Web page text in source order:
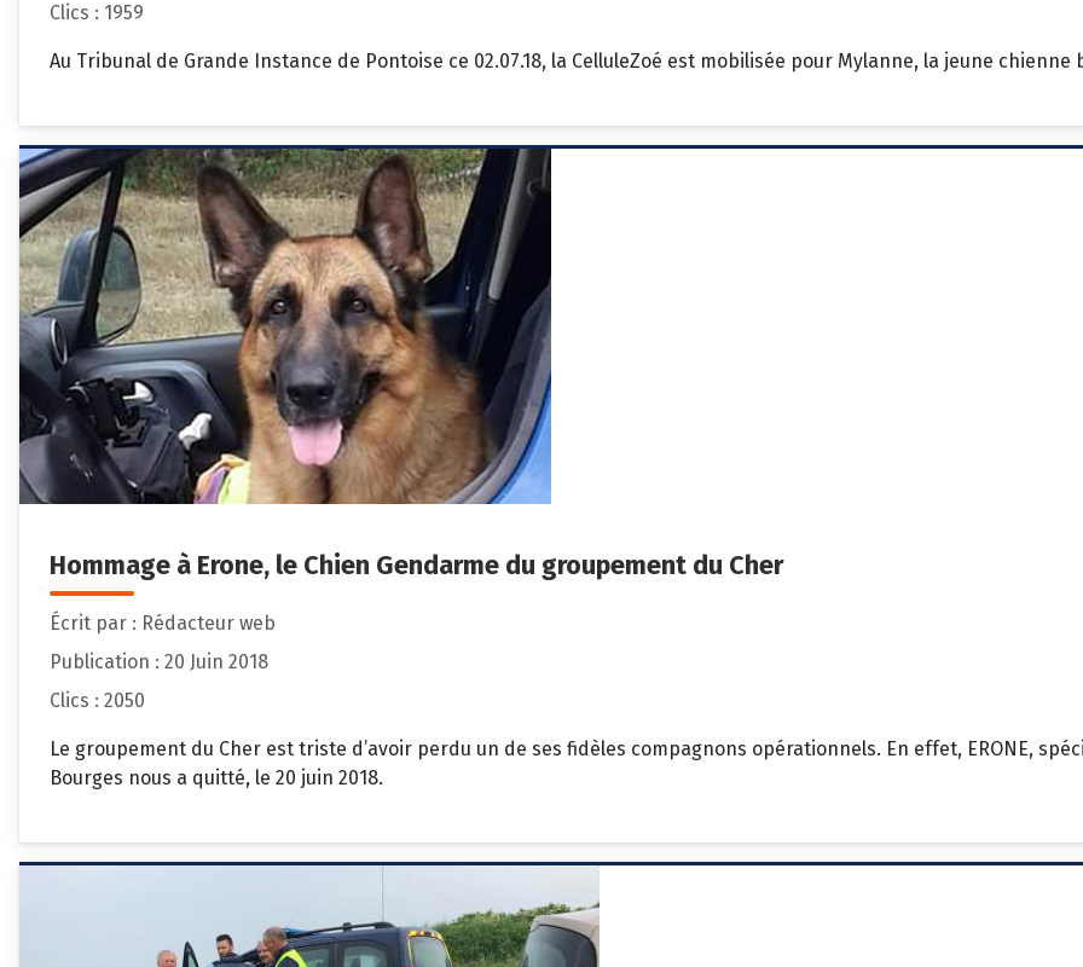
Clics : 1959
Au Tribunal de Grande Instance de Pontoise ce 02.07.18, la CelluleZoé est mobilisée pour Mylanne, la jeune
Hommage à Erone, le Chien Gendarme du groupement du Cher
Écrit par : Rédacteur web
Publication : 20 Juin 2018
Clics : 2050
Le groupement du Cher est triste d’avoir perdu un de ses fidèles compagnons opérationnels. En effet, ERONE,
Bourges nous a quitté, le 20 juin 2018.